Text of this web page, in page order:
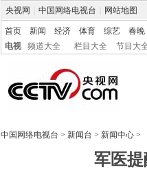
央视网 中国网络电视台 网站地图
首页 新闻 经济 体育 综艺 春晚
电视
频道大全 栏目大全 节目大
中国网络电视台 > 新闻台 > 新闻中心 >
军医